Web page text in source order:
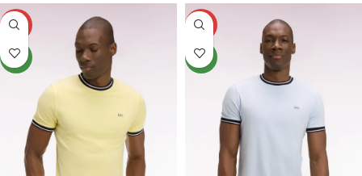
-15%
NEW
-15%
NEW